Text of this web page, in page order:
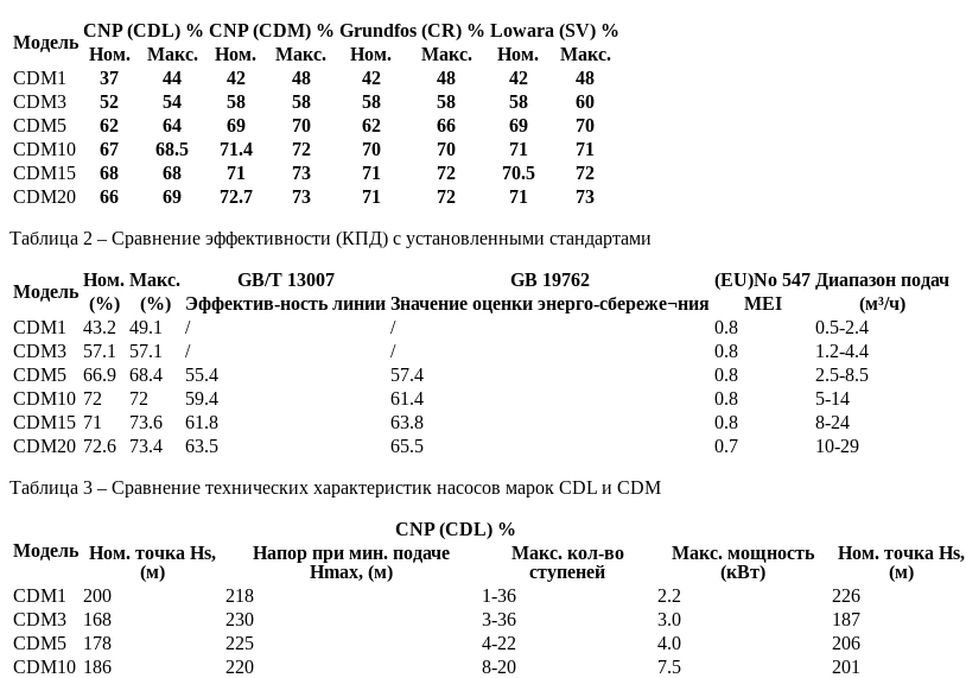
Модель
CNP (CDL) % CNP (CDM) % Grundfos (CR) % Lowara (SV) %
Ном.
Макс. Ном. Макс. Ном. Макс. Ном.
Макс.
CDM1
37 44 42 48 42 48 42
48
CDM3
52 54 58 58 58 58 58
60
CDM5
62 64 69 70 62 66 69
70
CDM10
67 68.5 71.4 72 70 70 71
71
CDM15
68 68 71 73 71 72 70.5
72
CDM20
66 69 72.7 73 71 72 71 73
Таблица 2 – Сравнение эффективности (КПД) с установленными стандартами
Модель
Ном. Макс. GB/T 13007 GB 19762 (EU)No 547 Диапазон подач
(%)
(%) Эффектив-ность линии Значение оценки энерго-сбереже¬ния MEI
(м³/ч)
CDM1
43.2 49.1 / / 0.8
0.5-2.4
CDM3
57.1 57.1 / / 0.8
1.2-4.4
CDM5
66.9 68.4 55.4 57.4 0.8
2.5-8.5
CDM10 72 72 59.4 61.4 0.8
5-14
CDM15 71 73.6 61.8 63.8 0.8
8-24
CDM20 72.6 73.4 63.5 65.5 0.7 10-29
Таблица 3 – Сравнение технических характеристик насосов марок CDL и CDM
Модель
CNP (CDL) %
Ном. точка Hs,
(м)
Напор при мин. подаче
Hmax, (м)
Макс. кол-во
ступеней
Макс. мощность
(кВт)
Ном. точка Hs,
(м)
CDM1
200 218 1-36 2.2 226
CDM3
168 230 3-36 3.0 187
CDM5
178 225 4-22 4.0 206
CDM10 186 220 8-20 7.5 201